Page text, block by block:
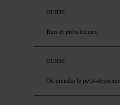
GUIDE
Bars et pubs locaux
GUIDE
Où prendre le petit-déjeuner